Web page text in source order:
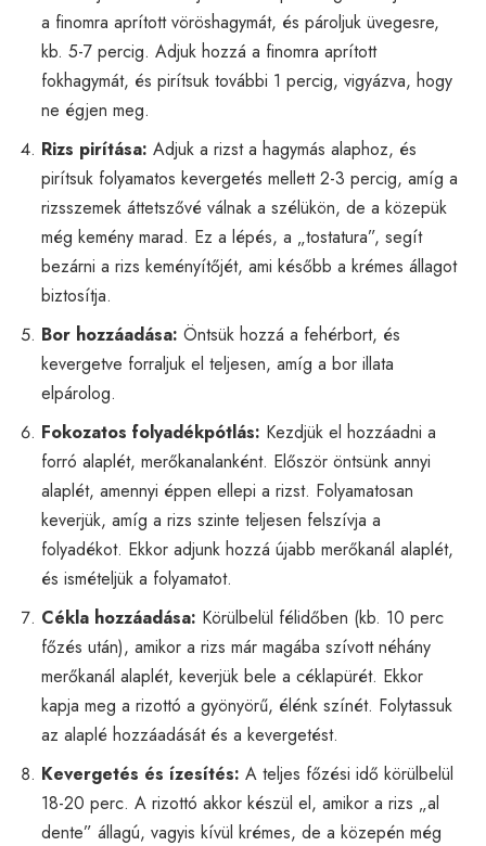
a finomra aprított vöröshagymát, és pároljuk üvegesre,
kb. 5-7 percig. Adjuk hozzá a finomra aprított
fokhagymát, és pirítsuk további 1 percig, vigyázva, hogy
ne égjen meg.
Rizs pirítása: Adjuk a rizst a hagymás alaphoz, és
pirítsuk folyamatos kevergetés mellett 2-3 percig, amíg a
rizsszemek áttetszővé válnak a szélükön, de a közepük
még kemény marad. Ez a lépés, a „tostatura”, segít
bezárni a rizs keményítőjét, ami később a krémes állagot
biztosítja.
Bor hozzáadása: Öntsük hozzá a fehérbort, és
kevergetve forraljuk el teljesen, amíg a bor illata
elpárolog.
Fokozatos folyadékpótlás: Kezdjük el hozzáadni a
forró alaplét, merőkanalanként. Először öntsünk annyi
alaplét, amennyi éppen ellepi a rizst. Folyamatosan
keverjük, amíg a rizs szinte teljesen felszívja a
folyadékot. Ekkor adjunk hozzá újabb merőkanál alaplét,
és ismételjük a folyamatot.
Cékla hozzáadása: Körülbelül félidőben (kb. 10 perc
főzés után), amikor a rizs már magába szívott néhány
merőkanál alaplét, keverjük bele a céklapürét. Ekkor
kapja meg a rizottó a gyönyörű, élénk színét. Folytassuk
az alaplé hozzáadását és a kevergetést.
Kevergetés és ízesítés: A teljes főzési idő körülbelül
18-20 perc. A rizottó akkor készül el, amikor a rizs „al
dente” állagú, vagyis kívül krémes, de a közepén még